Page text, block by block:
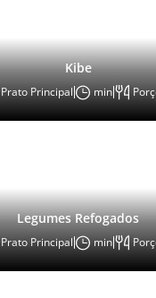
Kibe
Prato Principal min
Legumes Refogados
Prato Principal min